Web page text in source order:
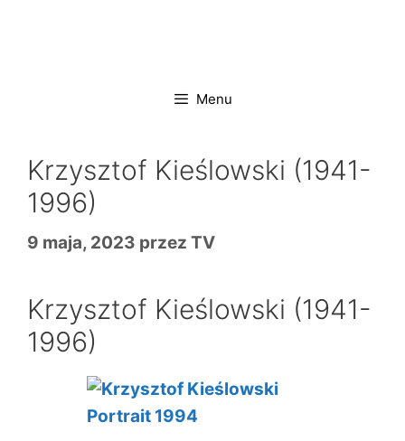
Menu
Krzysztof Kieślowski (1941-
1996)
9 maja, 2023 przez TV
Krzysztof Kieślowski (1941-
1996)